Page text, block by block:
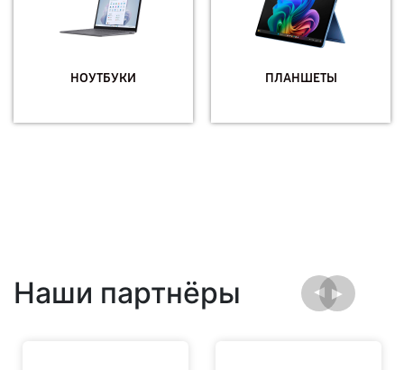
НОУТБУКИ ПЛАНШЕТЫ
Наши партнёры